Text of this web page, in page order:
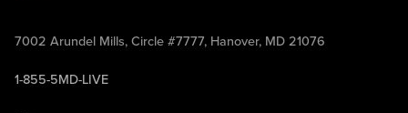
7002 Arundel Mills, Circle #7777, Hanover, MD 21076
1-855-5MD-LIVE